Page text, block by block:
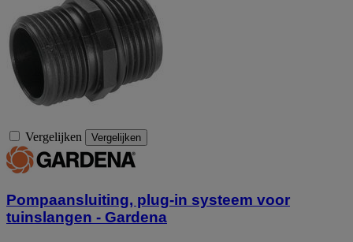
Vergelijken Vergelijken
Pompaansluiting, plug-in systeem voor
tuinslangen - Gardena